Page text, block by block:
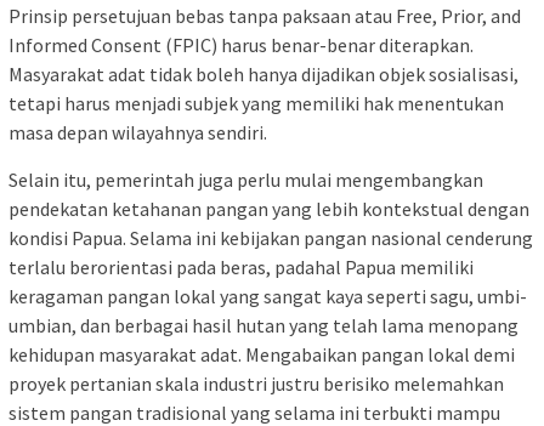
Prinsip persetujuan bebas tanpa paksaan atau Free, Prior, and
Informed Consent (FPIC) harus benar-benar diterapkan.
Masyarakat adat tidak boleh hanya dijadikan objek sosialisasi,
tetapi harus menjadi subjek yang memiliki hak menentukan
masa depan wilayahnya sendiri.
Selain itu, pemerintah juga perlu mulai mengembangkan
pendekatan ketahanan pangan yang lebih kontekstual dengan
kondisi Papua. Selama ini kebijakan pangan nasional cenderung
terlalu berorientasi pada beras, padahal Papua memiliki
keragaman pangan lokal yang sangat kaya seperti sagu, umbi-
umbian, dan berbagai hasil hutan yang telah lama menopang
kehidupan masyarakat adat. Mengabaikan pangan lokal demi
proyek pertanian skala industri justru berisiko melemahkan
sistem pangan tradisional yang selama ini terbukti mampu